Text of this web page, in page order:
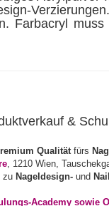
&
Qualität fürs
, 1210 Wien,
zu Nageldesign- und